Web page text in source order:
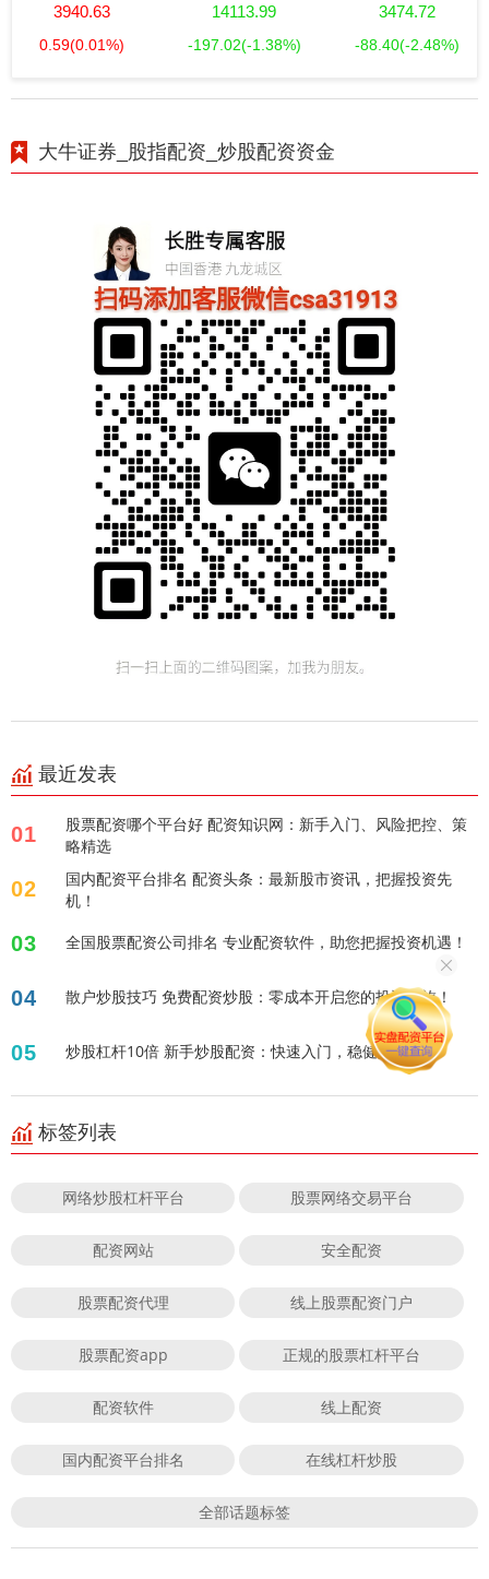
3940.63
0.59(0.01%)
14113.99
-197.02(-1.38%)
3474.72
-88.40(-2.48%)
大牛证券_股指配资_炒股配资资金
最近发表
01
股票配资哪个平台好 配资知识网：新手入门、风险把控、策
略精选
02
国内配资平台排名 配资头条：最新股市资讯，把握投资先
机！
03 全国股票配资公司排名 专业配资软件，助您把握投资机遇！
04 散户炒股技巧 免费配资炒股：零成本开启您的投资之旅！
05 炒股杠杆10倍 新手炒股配资：快速入门，稳健盈利！
标签列表
网络炒股杠杆平台 股票网络交易平台
配资网站 安全配资
股票配资代理 线上股票配资门户
股票配资app 正规的股票杠杆平台
配资软件 线上配资
国内配资平台排名 在线杠杆炒股
全部话题标签